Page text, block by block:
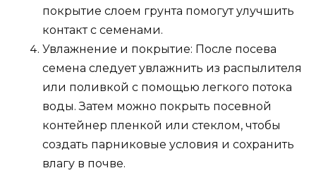
покрытие слоем грунта помогут улучшить
контакт с семенами.
Увлажнение и покрытие: После посева
семена следует увлажнить из распылителя
или поливкой с помощью легкого потока
воды. Затем можно покрыть посевной
контейнер пленкой или стеклом, чтобы
создать парниковые условия и сохранить
влагу в почве.